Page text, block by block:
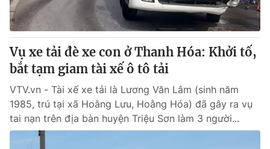
Vụ xe tải đè xe con ở Thanh Hóa: Khởi tố,
bắt tạm giam tài xế ô tô tải
VTV.vn - Tài xế xe tải là Lương Văn Lâm (sinh năm
1985, trú tại xã Hoằng Lưu, Hoằng Hóa) đã gây ra vụ
tai nạn trên địa bàn huyện Triệu Sơn làm 3 người...